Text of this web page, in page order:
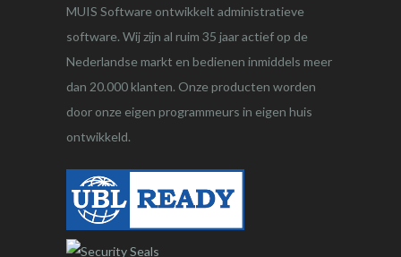
MUIS Software ontwikkelt administratieve
software. Wij zijn al ruim 35 jaar actief op de
Nederlandse markt en bedienen inmiddels meer
dan 20.000 klanten. Onze producten worden
door onze eigen programmeurs in eigen huis
ontwikkeld.